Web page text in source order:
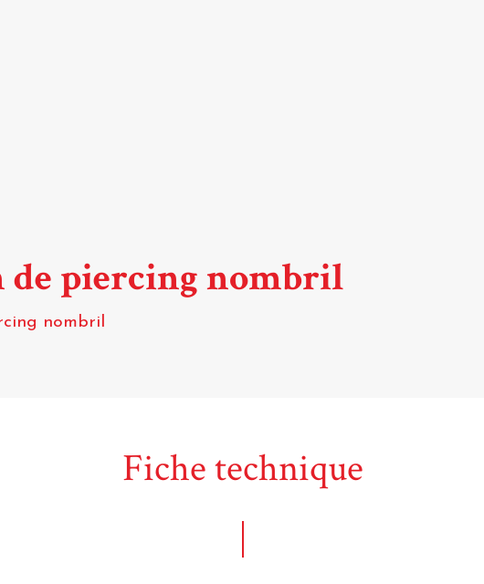
piercing nombril
nombril
Fiche technique